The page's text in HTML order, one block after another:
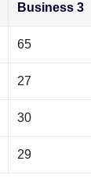
Business 3
65
27
30
29